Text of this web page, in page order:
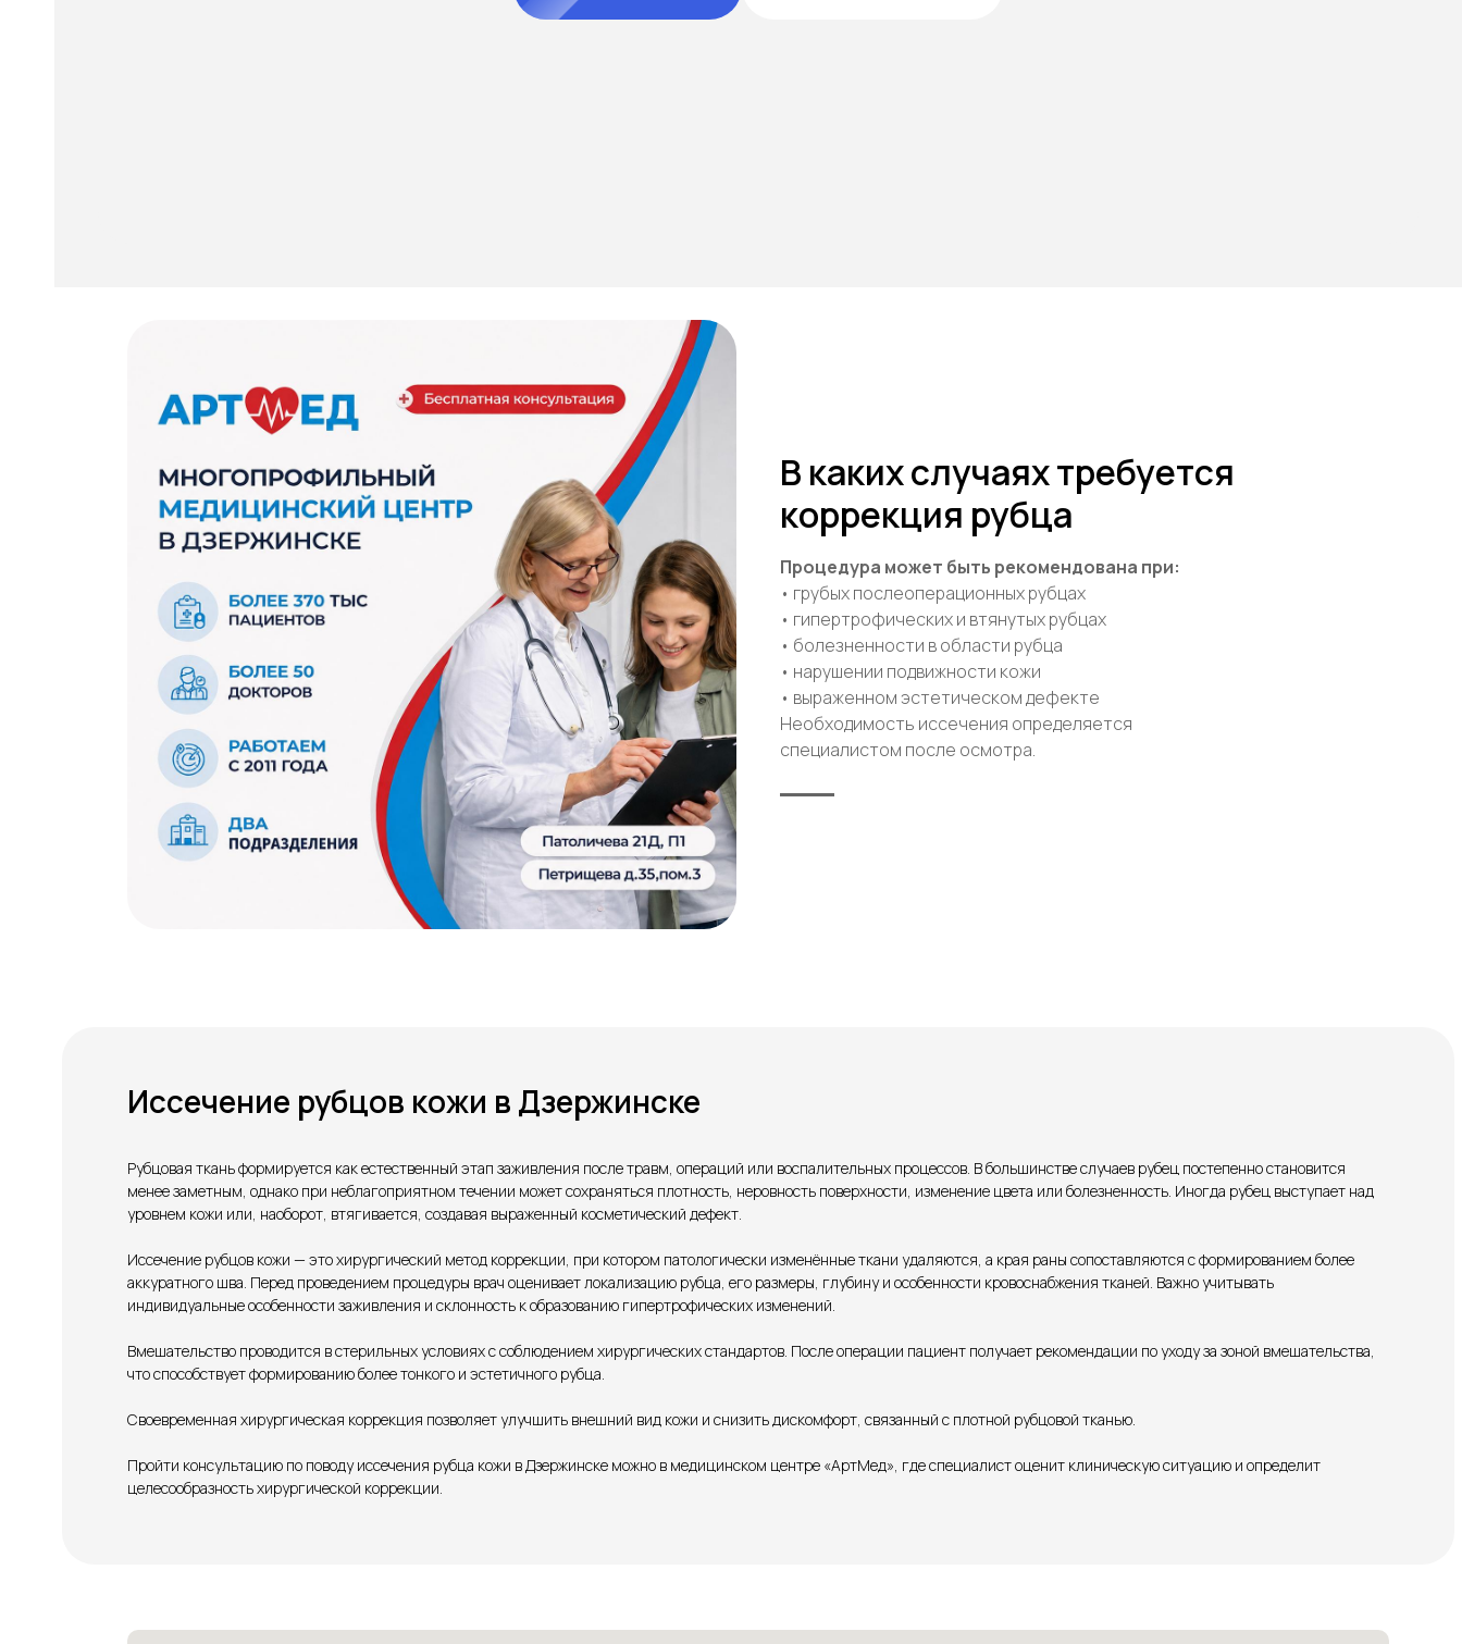
В каких случаях требуется
коррекция рубца
Процедура может быть рекомендована при:
• грубых послеоперационных рубцах
• гипертрофических и втянутых рубцах
• болезненности в области рубца
• нарушении подвижности кожи
• выраженном эстетическом дефекте
Необходимость иссечения определяется
специалистом после осмотра.
Иссечение рубцов кожи в Дзержинске
Рубцовая ткань формируется как естественный этап заживления после травм, операций или воспалительных процессов. В большинстве случаев рубец постепенно становится
менее заметным, однако при неблагоприятном течении может сохраняться плотность, неровность поверхности, изменение цвета или болезненность. Иногда рубец выступает над
уровнем кожи или, наоборот, втягивается, создавая выраженный косметический дефект.
Иссечение рубцов кожи — это хирургический метод коррекции, при котором патологически изменённые ткани удаляются, а края раны сопоставляются с формированием более
аккуратного шва. Перед проведением процедуры врач оценивает локализацию рубца, его размеры, глубину и особенности кровоснабжения тканей. Важно учитывать
индивидуальные особенности заживления и склонность к образованию гипертрофических изменений.
Вмешательство проводится в стерильных условиях с соблюдением хирургических стандартов. После операции пациент получает рекомендации по уходу за зоной вмешательства,
что способствует формированию более тонкого и эстетичного рубца.
Своевременная хирургическая коррекция позволяет улучшить внешний вид кожи и снизить дискомфорт, связанный с плотной рубцовой тканью.
Пройти консультацию по поводу иссечения рубца кожи в Дзержинске можно в медицинском центре «АртМед», где специалист оценит клиническую ситуацию и определит
целесообразность хирургической коррекции.